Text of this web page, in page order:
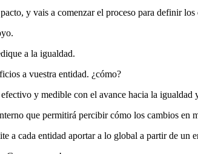
y vais a comenzar el proceso para definir
a la igualdad.
a vuestra entidad. ¿cómo?
y medible con el avance hacia la
que permitirá percibir cómo los cambios en
a cada entidad aportar a lo global a partir de un